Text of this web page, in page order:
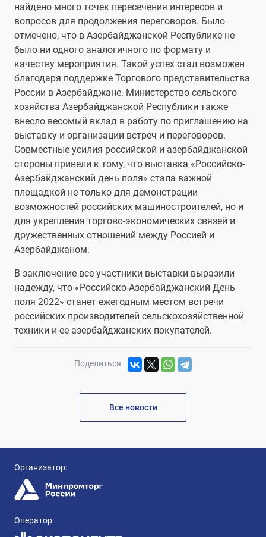
найдено много точек пересечения интересов и
вопросов для продолжения переговоров. Было
отмечено, что в Азербайджанской Республике не
было ни одного аналогичного по формату и
качеству мероприятия. Такой успех стал возможен
благодаря поддержке Торгового представительства
России в Азербайджане. Министерство сельского
хозяйства Азербайджанской Республики также
внесло весомый вклад в работу по приглашению на
выставку и организации встреч и переговоров.
Совместные усилия российской и азербайджанской
стороны привели к тому, что выставка «Российско-
Азербайджанский день поля» стала важной
площадкой не только для демонстрации
возможностей российских машиностроителей, но и
для укрепления торгово-экономических связей и
дружественных отношений между Россией и
Азербайджаном.
В заключение все участники выставки выразили
надежду, что «Российско-Азербайджанский День
поля 2022» станет ежегодным местом встречи
российских производителей сельскохозяйственной
техники и ее азербайджанских покупателей.
Поделиться:
Все новости
Организатор:
Оператор: